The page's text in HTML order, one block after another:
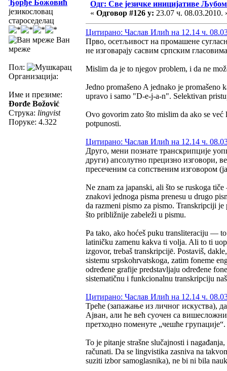
Ђорђе Божовић
језикословац
староседелац
Ван
мреже
Пол:
Организација:
Име и презиме:
Đorđe Božović
Струка: lingvist
Поруке: 4.322
Одг: Све језичке иницијативе
« Одговор #126 у: 23.07 ч. 08.03.2010.
Цитирано: Часлав Илић на 12.14 ч.
Прво, осетљивост на промашене
не изговарају сасвим српским
Mislim da je to njegov problem, i da ne
Jedno promašeno A jednako je
upravo i samo "D-e-j-a-n". Selektivan
Ovo govorim zato što mislim da ako se
potpunosti.
Цитирано: Часлав Илић на 12.14 ч.
Друго, мени познате транскрипције
други) апсолутно прецизно изговори,
пресеченим са сопственим изговором
Ne znam za japanski, ali što se ruskoga
znakovi jednoga pisma prenesu u drugo
da razmeni pismo za pismo. Transkripciji
što približnije zabeleži u pismu.
Pa tako, ako hoćeš puku transliteraciju —
latiničku zamenu kakva ti volja. Ali to ti
izgovor, trebaš transkripcijē. Postaviš,
sistemu srpskohrvatskoga, zatim foneme
određene grafije predstavljaju određene
sistematičnu i funkcionalnu transkripciju
Цитирано: Часлав Илић на 12.14 ч.
Треће (запажање из личног искуства),
Ајван, али ће већ суочен са
претходно поменуте „чешће групације“.
To je pitanje strašne slučajnosti i
računati. Da se lingvistika zasniva na
suziti izbor samoglasnika), ne bi ni bila